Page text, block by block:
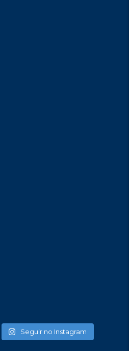
Seguir no Instagram